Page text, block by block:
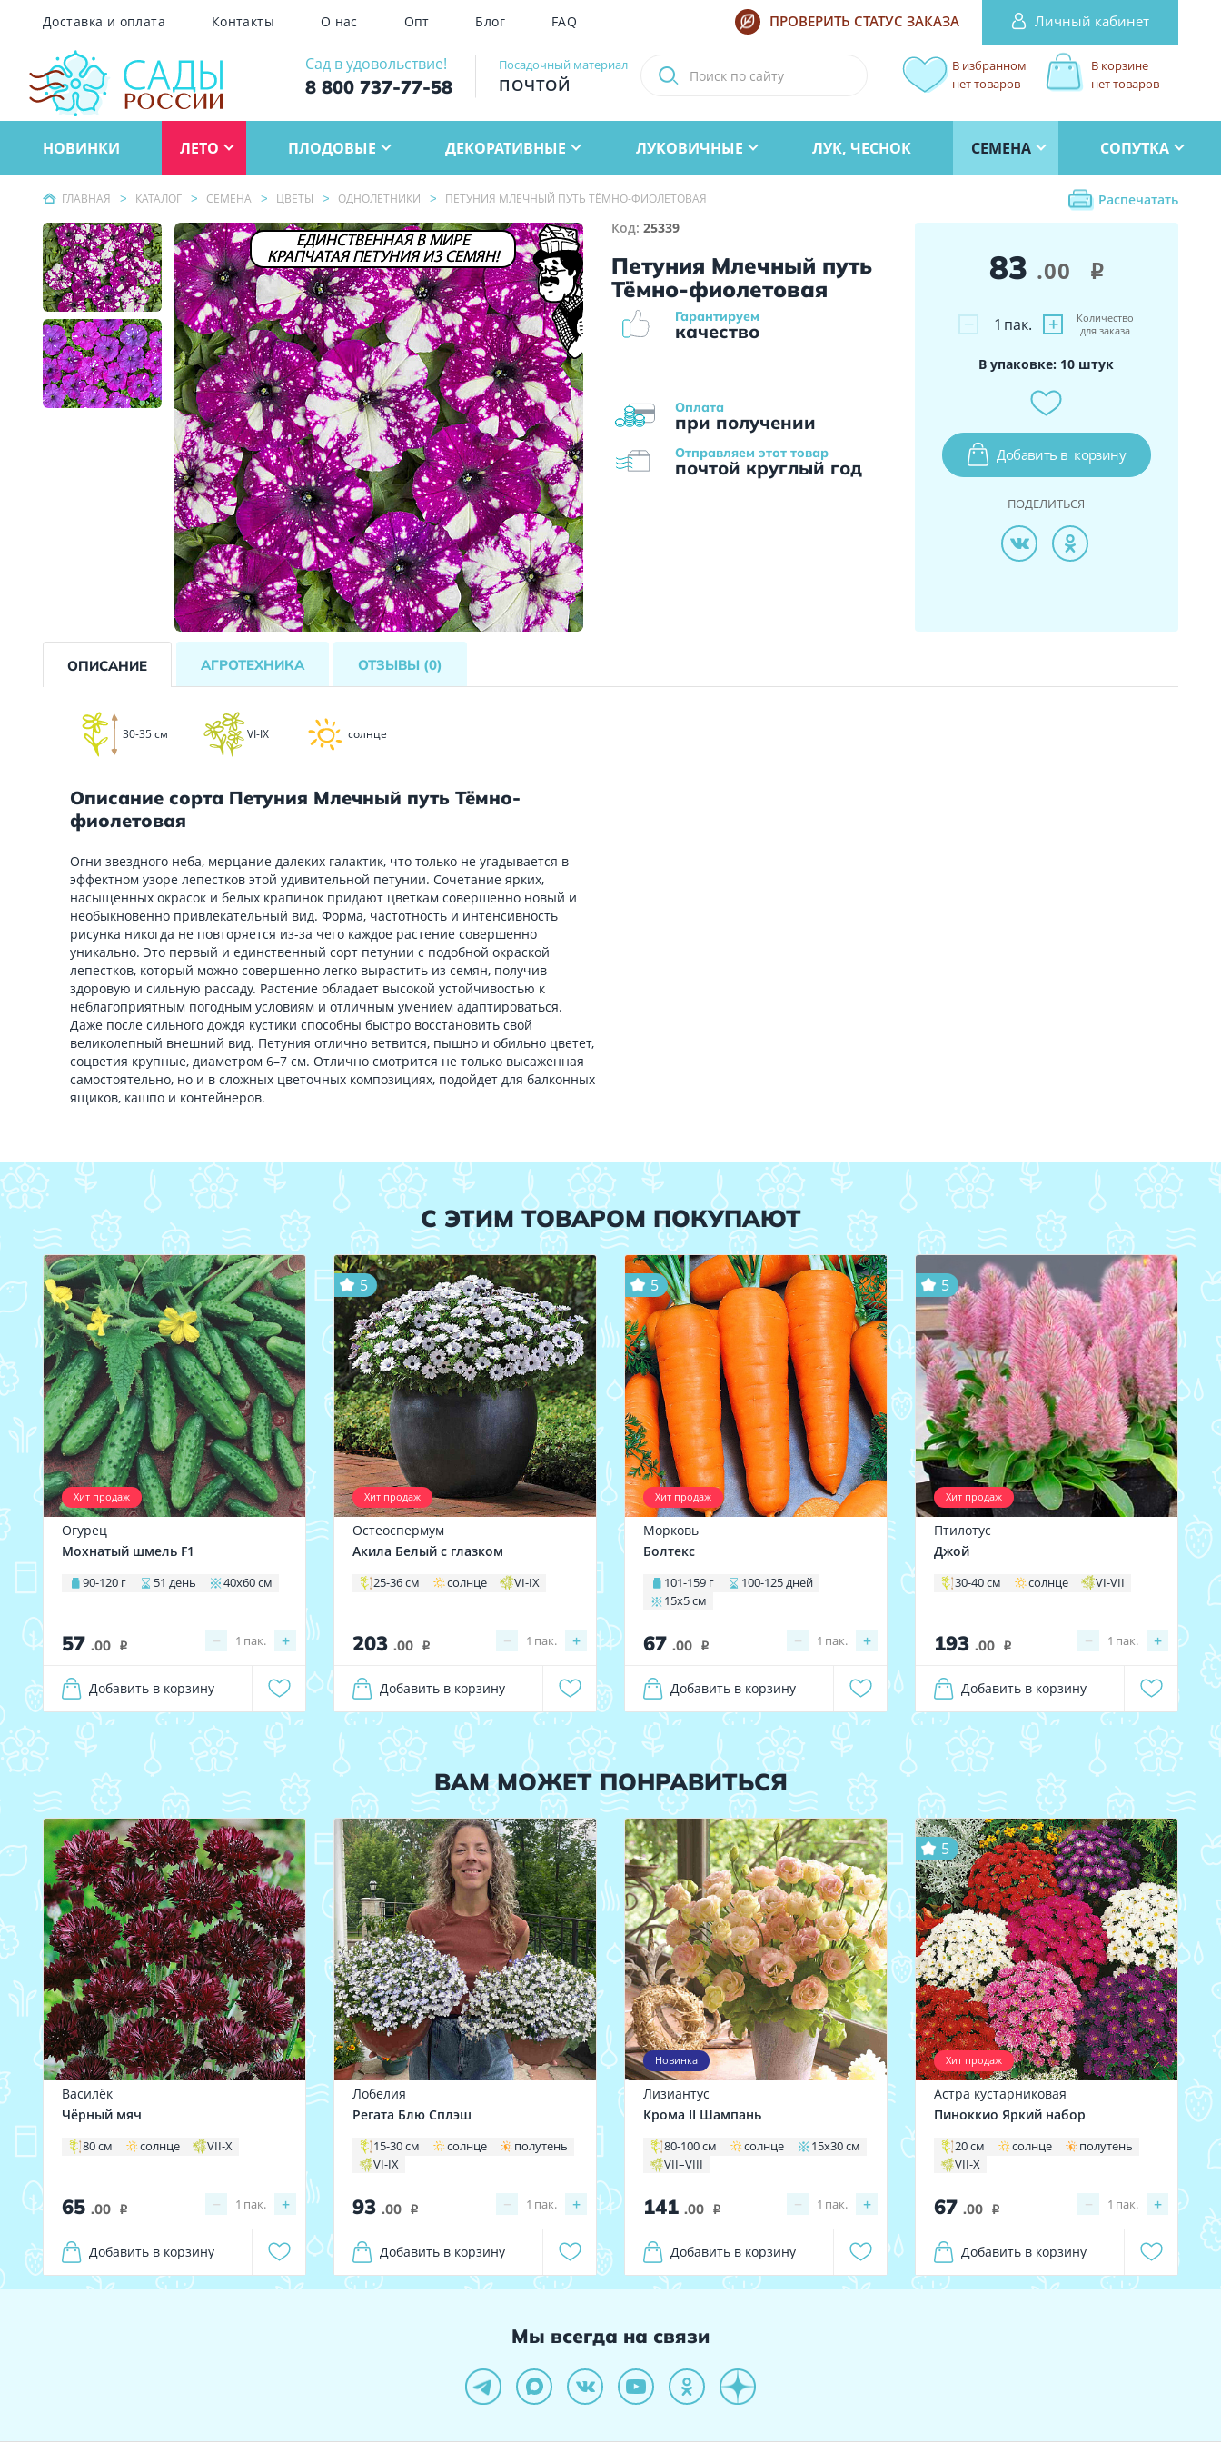
Доставка и оплата Контакты О нас Опт Блог FAQ ПРОВЕРИТЬ СТАТУС ЗАКАЗА Личный кабинет
Сад в удовольствие!
8 800 737-77-58
Посадочный материал
ПОЧТОЙ
В корзине
нет товаров
В избранном
нет товаров
НОВИНКИ ЛЕТО ПЛОДОВЫЕ ДЕКОРАТИВНЫЕ ЛУКОВИЧНЫЕ ЛУК, ЧЕСНОК СЕМЕНА СОПУТКА
ГЛАВНАЯ КАТАЛОГ СЕМЕНА ЦВЕТЫ ОДНОЛЕТНИКИ ПЕТУНИЯ МЛЕЧНЫЙ ПУТЬ ТЁМНО-ФИОЛЕТОВАЯ Распечатать
ЕДИНСТВЕННАЯ В МИРЕ
КРАПЧАТАЯ ПЕТУНИЯ ИЗ СЕМЯН!
Код: 25339
Петуния Млечный путь
Тёмно-фиолетовая
Оплата
при получении
Гарантируем
качество
Отправляем этот товар
почтой круглый год
83 .00 i
− +
1 пак.
Количество
для заказа
В упаковке: 10 штук
Добавить в корзину
ПОДЕЛИТЬСЯ
ОПИСАНИЕ АГРОТЕХНИКА ОТЗЫВЫ (0)
30-35 см VI-IX солнце
Описание сорта Петуния Млечный путь Тёмно-
фиолетовая
Огни звездного неба, мерцание далеких галактик, что только не угадывается в
эффектном узоре лепестков этой удивительной петунии. Сочетание ярких,
насыщенных окрасок и белых крапинок придают цветкам совершенно новый и
необыкновенно привлекательный вид. Форма, частотность и интенсивность
рисунка никогда не повторяется из-за чего каждое растение совершенно
уникально. Это первый и единственный сорт петунии с подобной окраской
лепестков, который можно совершенно легко вырастить из семян, получив
здоровую и сильную рассаду. Растение обладает высокой устойчивостью к
неблагоприятным погодным условиям и отличным умением адаптироваться.
Даже после сильного дождя кустики способны быстро восстановить свой
великолепный внешний вид. Петуния отлично ветвится, пышно и обильно цветет,
соцветия крупные, диаметром 6–7 см. Отлично смотрится не только высаженная
самостоятельно, но и в сложных цветочных композициях, подойдет для балконных
ящиков, кашпо и контейнеров.
С ЭТИМ ТОВАРОМ ПОКУПАЮТ
Хит продаж
Огурец
Мохнатый шмель F1
90-120 г 51 день 40х60 см
57 .00 i − +
1 пак.
Добавить в корзину
Хит продаж
5
Остеоспермум
Акила Белый с глазком
25-36 см солнце VI-IX
203 .00 i − +
1 пак.
Добавить в корзину
Хит продаж
5
Морковь
Болтекс
101-159 г
100-125 дней
15х5 см
67 .00 i − +
1 пак.
Добавить в корзину
Хит продаж
5
Птилотус
Джой
30-40 см солнце VI-VII
193 .00 i − +
1 пак.
Добавить в корзину
ВАМ МОЖЕТ ПОНРАВИТЬСЯ
Василёк
Чёрный мяч
80 см солнце VII-X
65 .00 i − +
1 пак.
Добавить в корзину
Лобелия
Регата Блю Сплэш
15-30 см солнце
полутень
VI-IX
93 .00 i − +
1 пак.
Добавить в корзину
Новинка
Лизиантус
Крома II Шампань
80-100 см солнце
15х30 см
VII–VIII
141 .00 i − +
1 пак.
Добавить в корзину
Хит продаж
5
Астра кустарниковая
Пиноккио Яркий набор
20 см солнце
полутень
VII-X
67 .00 i − +
1 пак.
Добавить в корзину
Мы всегда на связи